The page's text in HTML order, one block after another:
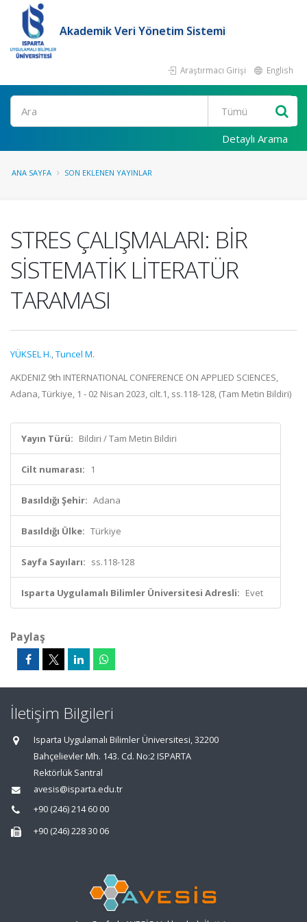
Akademik Veri Yönetim Sistemi
Araştırmacı Girişi English
Ara
Detaylı Arama
ANA SAYFA SON EKLENEN YAYINLAR
STRES ÇALIŞMALARI: BİR
SİSTEMATİK LİTERATÜR
TARAMASI
YÜKSEL H.,Tuncel M.
AKDENIZ 9th INTERNATIONAL CONFERENCE ON APPLIED SCIENCES,
Adana, Türkiye, 1 - 02 Nisan 2023, cilt.1, ss.118-128, (Tam Metin Bildiri)
Yayın Türü: Bildiri / Tam Metin Bildiri
Cilt numarası: 1
Basıldığı Şehir: Adana
Basıldığı Ülke: Türkiye
Sayfa Sayıları: ss.118-128
Isparta Uygulamalı Bilimler Üniversitesi Adresli: Evet
Paylaş
İletişim Bilgileri
Isparta Uygulamalı Bilimler Üniversitesi, 32200
Bahçelievler Mh. 143. Cd. No:2 ISPARTA
Rektörlük Santral
avesis@isparta.edu.tr
+90 (246) 214 60 00
+90 (246) 228 30 06